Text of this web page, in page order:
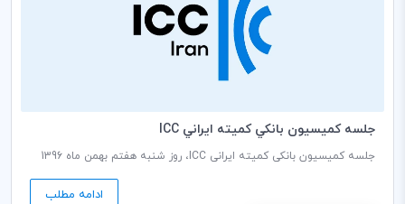
جلسه كميسيون بانكي كميته ايراني ICC
جلسه کمیسیون بانکی کمیته ایرانی ICC، روز شنبه هفتم بهمن ماه 1396
معدن و کشاورزی ایران به ریاست دبیر کمیسیون سرکار خانم تذهیبی برگزار
ادامه مطلب